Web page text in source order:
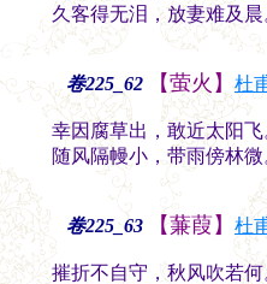
久客得无泪，放妻难及
卷225_62 【萤火】杜
幸因腐草出，敢近太阳
随风隔幔小，带雨傍林
卷225_63 【蒹葭】 杜
摧折不自守，秋风吹若